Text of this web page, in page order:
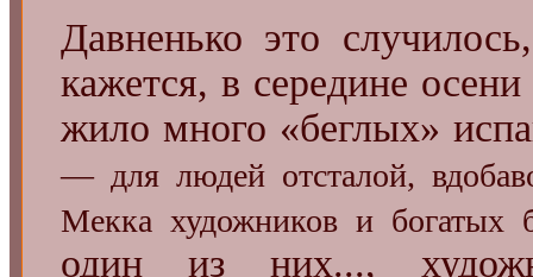
Давненько это
кажется, в середине
жило много «беглых»
— для людей отсталой,
Мекка художников и богатых
один из них...,